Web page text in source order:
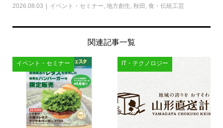
2026.08.03 イベント・セミナー, 地方創生, 秋田 , 食・伝統工芸
関連記事一覧
イベント・セミナー IT・テクノロジー